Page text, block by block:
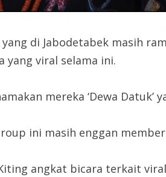
di Jabodetabek masih
yang viral selama ini.
mereka ‘Dewa Datuk’
ini masih enggan
angkat bicara terkait